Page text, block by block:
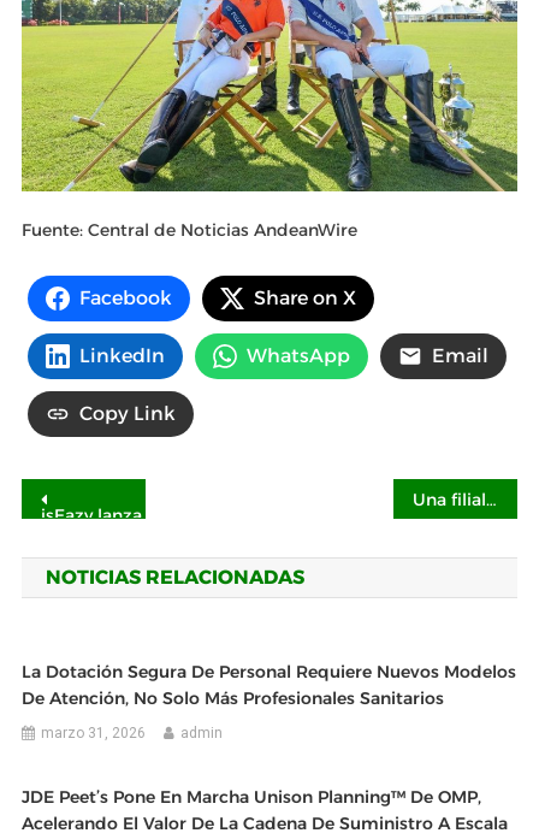
Fuente: Central de Noticias AndeanWire
Facebook Share on X
LinkedIn WhatsApp Email
Copy Link
Navegación
de
entradas
isEazy lanza Brain: la «formación que piensa» y que se
Una filial de Pacific Avenue Capital Partners completa la adquisición de ESE World a Amcor
NOTICIAS RELACIONADAS
La Dotación Segura De Personal Requiere Nuevos Modelos
De Atención, No Solo Más Profesionales Sanitarios
marzo 31, 2026 admin
JDE Peet’s Pone En Marcha Unison Planning™ De OMP,
Acelerando El Valor De La Cadena De Suministro A Escala